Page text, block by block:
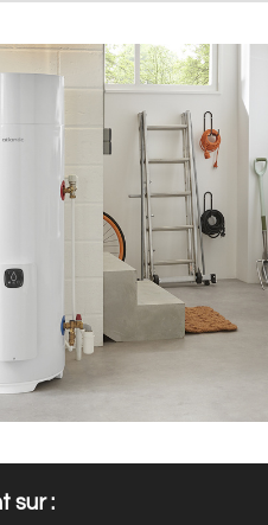
sur :